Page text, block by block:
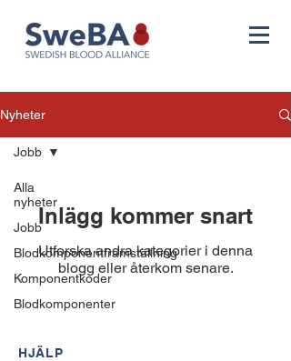
Nyheter
Alla
nyheter
Jobb
Blodkomponentframställning
Komponentkoder
Blodkomponenter
Jobb
Inlägg kommer snart
Utforska andra kategorier i denna
blogg eller återkom senare.
HJÄLP